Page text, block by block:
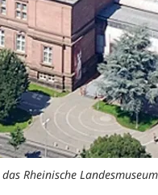
Rheinische